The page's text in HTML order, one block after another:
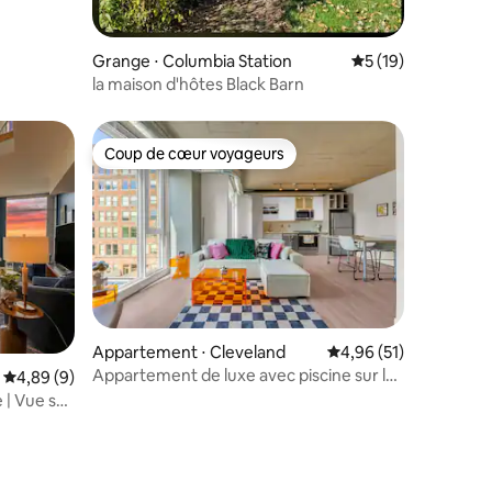
Grange ⋅ Columbia Station Évaluation
5 (19)
la maison d'hôtes Black Barn
: 4,97 sur 5
Évaluation moyenne sur la base de 9 commentaires : 4,89 sur 5
4,89 (9)
Vue sur
Coup de cœur voyageurs
Coup de cœur voyageurs
Appartement ⋅ Cleveland Évaluation moyenne
4,96 (51)
Appartement de luxe avec piscine sur le